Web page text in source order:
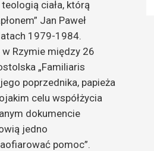
ciała, którą
Jan Paweł
1979-1984.
Rzymie między 26
„Familiaris
poprzednika, papieża
celu współżycia
dokumencie
jedno
pomoc”.